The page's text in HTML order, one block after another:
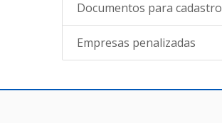
Documentos para cadastro
Empresas penalizadas